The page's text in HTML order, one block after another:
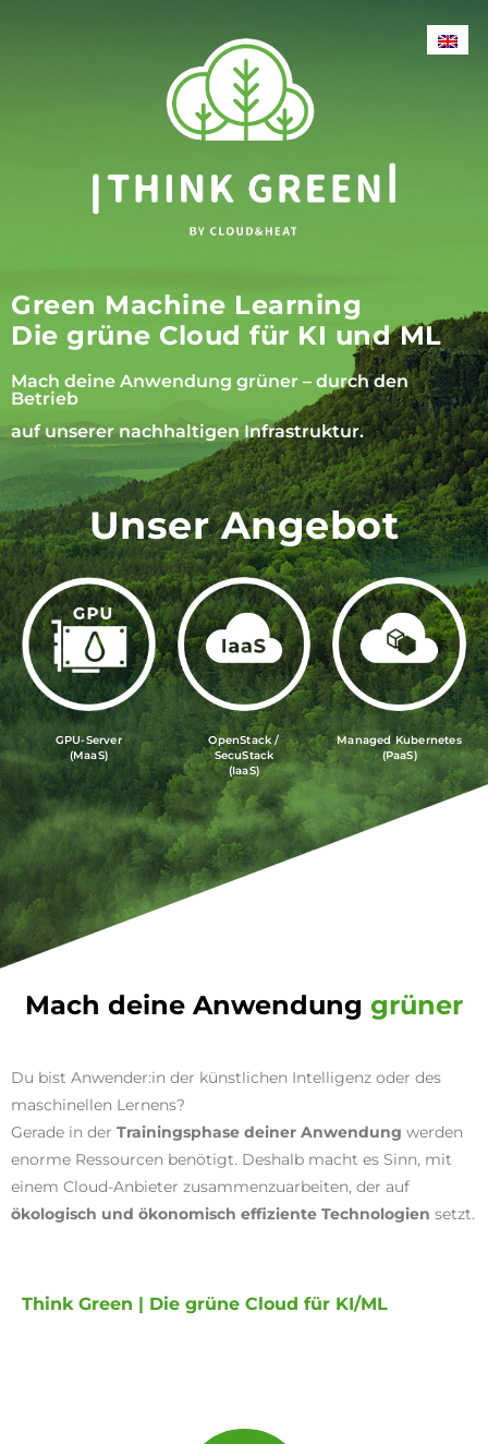
Green Machine Learning
Die grüne Cloud für KI und ML
Mach deine Anwendung grüner – durch den
Betrieb
auf unserer nachhaltigen Infrastruktur.
Unser Angebot
GPU-Server
(MaaS)
OpenStack /
SecuStack
(IaaS)
Managed Kubernetes
(PaaS)
Mach deine Anwendung grüner
Du bist Anwender:in der künstlichen Intelligenz oder des
maschinellen Lernens?
Gerade in der Trainingsphase deiner Anwendung werden
enorme Ressourcen benötigt. Deshalb macht es Sinn, mit
einem Cloud-Anbieter zusammenzuarbeiten, der auf
ökologisch und ökonomisch effiziente Technologien setzt.
Think Green | Die grüne Cloud für KI/ML